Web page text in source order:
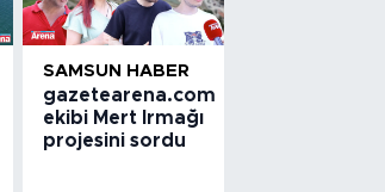
SAMSUN HABER
gazetearena.com
ekibi Mert Irmağı
projesini sordu